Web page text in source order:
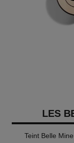
LES
Teint Belle